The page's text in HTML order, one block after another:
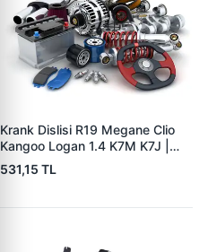
Krank Dislisi R19 Megane Clio
Kangoo Logan 1.4 K7M K7J |
ZENON RN2199 | OEM
7700747599
531,15 TL